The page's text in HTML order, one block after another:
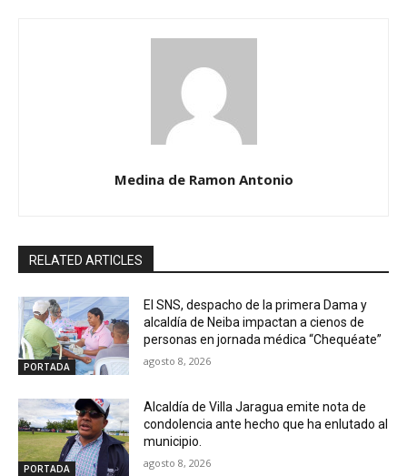
Medina de Ramon Antonio
RELATED ARTICLES
PORTADA
El SNS, despacho de la primera Dama y
alcaldía de Neiba impactan a cienos de
personas en jornada médica “Chequéate”
agosto 8, 2026
PORTADA
Alcaldía de Villa Jaragua emite nota de
condolencia ante hecho que ha enlutado al
municipio.
agosto 8, 2026